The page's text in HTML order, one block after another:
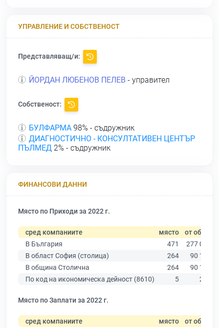
УПРАВЛЕНИЕ И СОБСТВЕНОСТ
Представляващ/и:
ЙОРДАН ЛЮБЕНОВ ПЕЛЕВ - управител
Собственост:
БУЛФАРМА 98% - съдружник
ДИАГНОСТИЧНО - КОНСУЛТАТИВЕН ЦЕНТЪР
ПЪЛМЕД 2% - съдружник
ФИНАНСОВИ ДАННИ
Място по Приходи за 2022 г.
сред компаниите място от общо
В България
471
277 019
В област София (столица)
264
90 178
В община Столична
264
90 178
По код на икономическа дейност (8610)
5 285
Място по Заплати за 2022 г.
сред компаниите място от общо